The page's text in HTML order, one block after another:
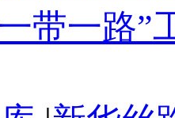
带一路”